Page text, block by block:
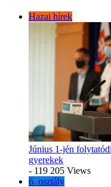
Hazai hírek
Június 1-jén
gyerekek
- 119 205 Views
6. osztály